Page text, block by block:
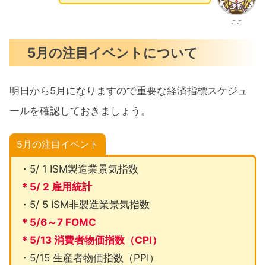
ここ
5月の注目イベントについて
明日から5月になりますので重要な経済指標スケジュ
ールを確認しておきましょう。
5月の注目イベント
・5/ 1 ISM製造業景気指数
＊5/ 2 雇用統計
・5/ 5 ISM非製造業景気指数
＊5/6～7 FOMC
＊5/13 消費者物価指数（CPI）
・5/15 生産者物価指数（PPI）